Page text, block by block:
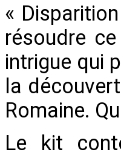
«
résoudre
intrigue qui
la
Romaine.
Le kit